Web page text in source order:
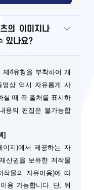
의 이미지나
있나요?
4유형을 부착하여 개
영상 역시 자유롭게 사
실 때 꼭 출처를 표시하
용의 편집은 불가능합
]
이지)에서 제공하는 자
산권을 보유한 저작물
작물의 자유이용)에 따
용 가능합니다. 단, 위